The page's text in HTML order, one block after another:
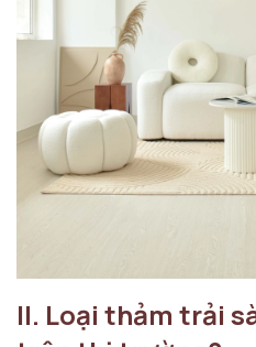
II. Loại thảm trải